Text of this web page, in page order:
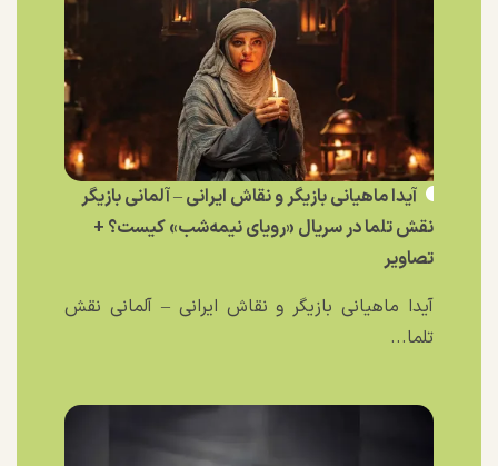
آیدا ماهیانی بازیگر و نقاش ایرانی – آلمانی بازیگر
نقش تلما در سریال «رویای نیمه‌شب» کیست؟ +
تصاویر
آیدا ماهیانی بازیگر و نقاش ایرانی – آلمانی نقش
تلما...